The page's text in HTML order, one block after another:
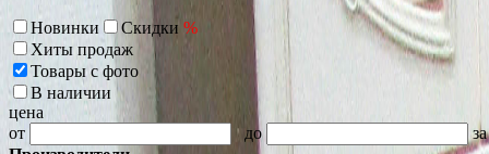
Новинки Скидки %
Хиты продаж
Товары с фото
В наличии
цена
от
до